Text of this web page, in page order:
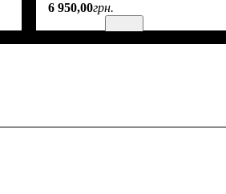
6 950,00грн.